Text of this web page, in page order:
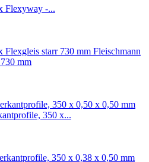
Flexyway -...
Fleischmann
mm
350 x...